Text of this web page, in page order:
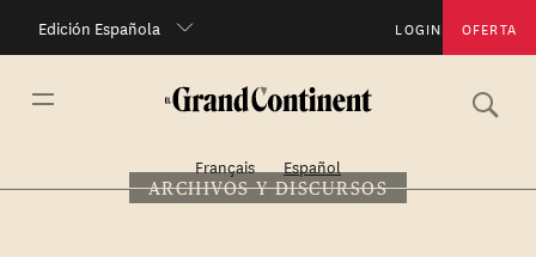
Edición Española LOGIN OFERTA
Français Español
ARCHIVOS Y DISCURSOS